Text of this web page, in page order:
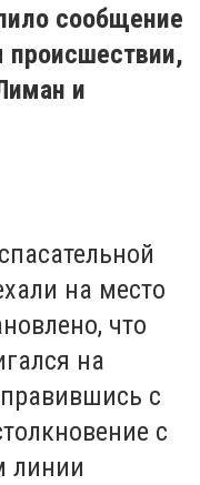
сообщение
происшествии,
и
на место
что
на
с
с
линии